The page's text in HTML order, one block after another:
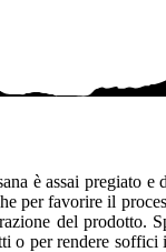
è assai pregiato e
per favorire il
del prodotto.
o per rendere